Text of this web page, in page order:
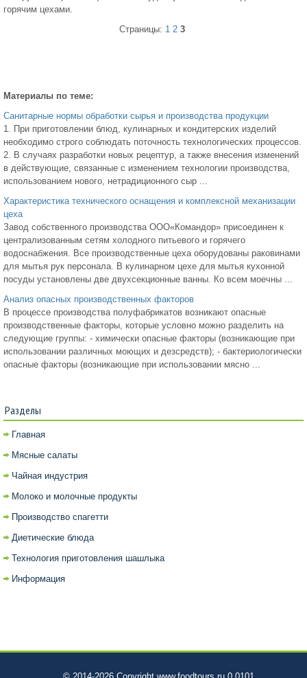
горячим цехами.
Страницы: 1 2 3
Материалы по теме:
Санитарные нормы обработки сырья и производства продукции
1. При приготовлении блюд, кулинарных и кондитерских изделий
необходимо строго соблюдать поточность технологических процессов.
2. В случаях разработки новых рецептур, а также внесения изменений
в действующие, связанные с изменением технологии производства,
использованием нового, нетрадиционного сыр ...
Характеристика технического оснащения и комплексной механизации
цеха
Завод собственного производства ООО«Командор» присоединен к
централизованным сетям холодного питьевого и горячего
водоснабжения. Все производственные цеха оборудованы раковинами
для мытья рук персонала. В кулинарном цехе для мытья кухонной
посуды установлены две двухсекционные ванны. Ко всем моечны ...
Анализ опасных производственных факторов
В процессе производства полуфабрикатов возникают опасные
производственные факторы, которые условно можно разделить на
следующие группы: - химически опасные факторы (возникающие при
использовании различных моющих и дезсредств); - бактериологически
опасные факторы (возникающие при использовании мясно ...
Разделы
Главная
Мясные салаты
Чайная индустрия
Молоко и молочные продукты
Производство спагетти
Диетические блюда
Технология приготовления шашлыка
Информация